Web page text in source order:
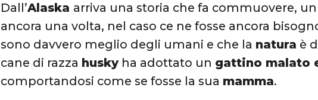
Dall’Alaska arriva una storia che fa commuovere,
ancora una volta, nel caso ce ne fosse ancora
sono davvero meglio degli umani e che la natura è
cane di razza huskyha adottato un gattino malato
comportandosi come se fosse la sua mamma.